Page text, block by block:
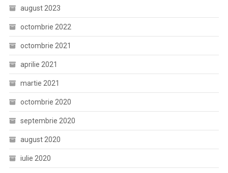
august 2023
octombrie 2022
octombrie 2021
aprilie 2021
martie 2021
octombrie 2020
septembrie 2020
august 2020
iulie 2020